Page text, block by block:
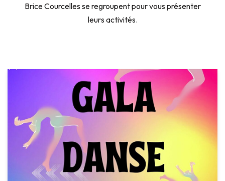
Brice Courcelles se regroupent pour vous présenter
leurs activités.